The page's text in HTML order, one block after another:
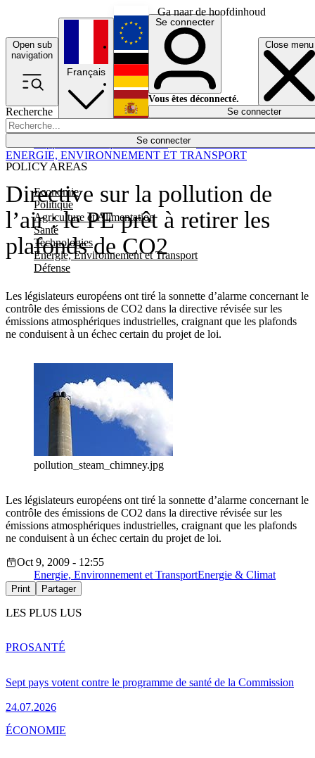
Ga naar de hoofdinhoud
Open sub
navigation
Close menu
Recherche
Se connecter
POLICY AREAS
Economie
Politique
Agriculture et Alimentation
Santé
Technologies
Energie, Environnement et Transport
Défense
Économie
Français
English
Deutsch
Español
Se connecter
Vous êtes déconnecté.
Se connecter
Directive sur la pollution de
l’air : le PE prêt à retirer les
plafonds de CO2
Les législateurs européens ont tiré la sonnette d’alarme concernant le
contrôle des émissions de CO2 dans la directive révisée sur les
émissions atmosphériques industrielles, craignant que les plafonds
ne conduisent à un échec certain du projet de loi.
ENERGIE, ENVIRONNEMENT ET TRANSPORT
pollution_steam_chimney.jpg
Les législateurs européens ont tiré la sonnette d’alarme concernant le
contrôle des émissions de CO2 dans la directive révisée sur les
émissions atmosphériques industrielles, craignant que les plafonds
ne conduisent à un échec certain du projet de loi.
Oct 9, 2009 - 12:55
Energie, Environnement et TransportEnergie & Climat
Print Partager
LES PLUS LUS
Sept pays votent contre le programme de santé de la Commission
24.07.2026
PROSANTÉ
ÉCONOMIE